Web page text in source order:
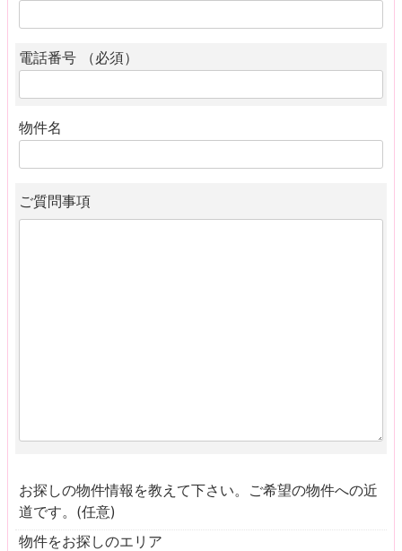
電話番号 （必須）
物件名
ご質問事項
お探しの物件情報を教えて下さい。ご希望の物件への近
道です。(任意)
物件をお探しのエリア